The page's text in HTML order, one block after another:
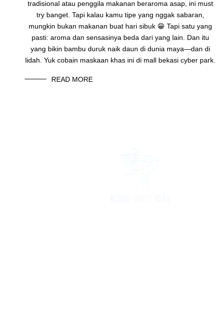
tradisional atau penggila makanan beraroma asap, ini must
try banget. Tapi kalau kamu tipe yang nggak sabaran,
mungkin bukan makanan buat hari sibuk 😁 Tapi satu yang
pasti: aroma dan sensasinya beda dari yang lain. Dan itu
yang bikin bambu duruk naik daun di dunia maya—dan di
lidah. Yuk cobain maskaan khas ini di mall bekasi cyber park.
READ MORE